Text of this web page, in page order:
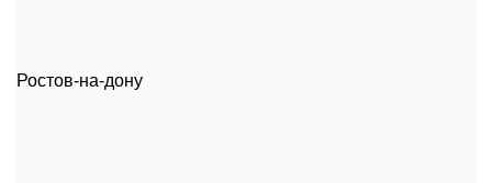
Ростов-на-дону